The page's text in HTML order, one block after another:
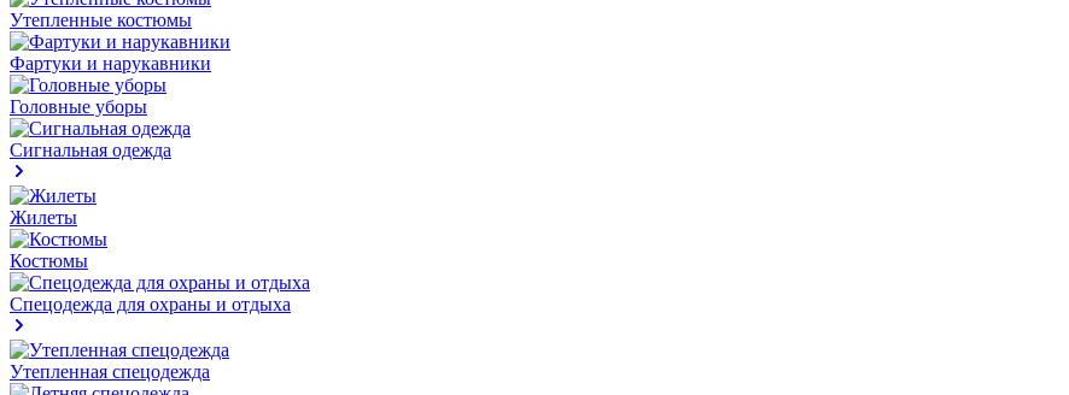
Утепленные костюмы
Фартуки и нарукавники
Головные уборы
Сигнальная одежда
Жилеты
Костюмы
Спецодежда для охраны и отдыха
Утепленная спецодежда